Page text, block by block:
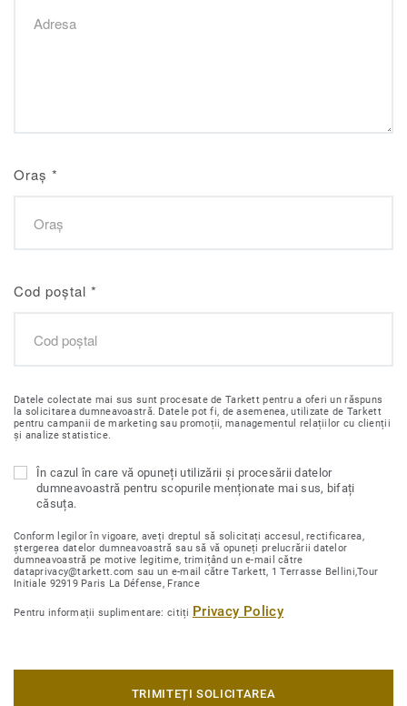
Oraș *
Cod poștal *
Datele colectate mai sus sunt procesate de Tarkett pentru a oferi un răspuns
la solicitarea dumneavoastră. Datele pot fi, de asemenea, utilizate de Tarkett
pentru campanii de marketing sau promoții, managementul relațiilor cu clienții
și analize statistice.
În cazul în care vă opuneți utilizării și procesării datelor
dumneavoastră pentru scopurile menționate mai sus, bifați
căsuța.
Conform legilor în vigoare, aveți dreptul să solicitați accesul, rectificarea,
ștergerea datelor dumneavoastră sau să vă opuneți prelucrării datelor
dumneavoastră pe motive legitime, trimițând un e-mail către
dataprivacy@tarkett.com sau un e-mail către Tarkett, 1 Terrasse Bellini,Tour
Initiale 92919 Paris La Défense, France
Pentru informații suplimentare: citiți Privacy Policy
TRIMITEȚI SOLICITAREA